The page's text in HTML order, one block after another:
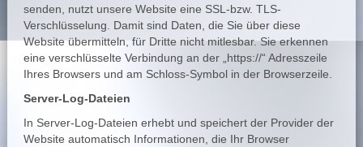
senden, nutzt unsere Website eine SSL-bzw. TLS-
Verschlüsselung. Damit sind Daten, die Sie über diese
Website übermitteln, für Dritte nicht mitlesbar. Sie erkennen
eine verschlüsselte Verbindung an der „https://“ Adresszeile
Ihres Browsers und am Schloss-Symbol in der Browserzeile.
Server-Log-Dateien
In Server-Log-Dateien erhebt und speichert der Provider der
Website automatisch Informationen, die Ihr Browser